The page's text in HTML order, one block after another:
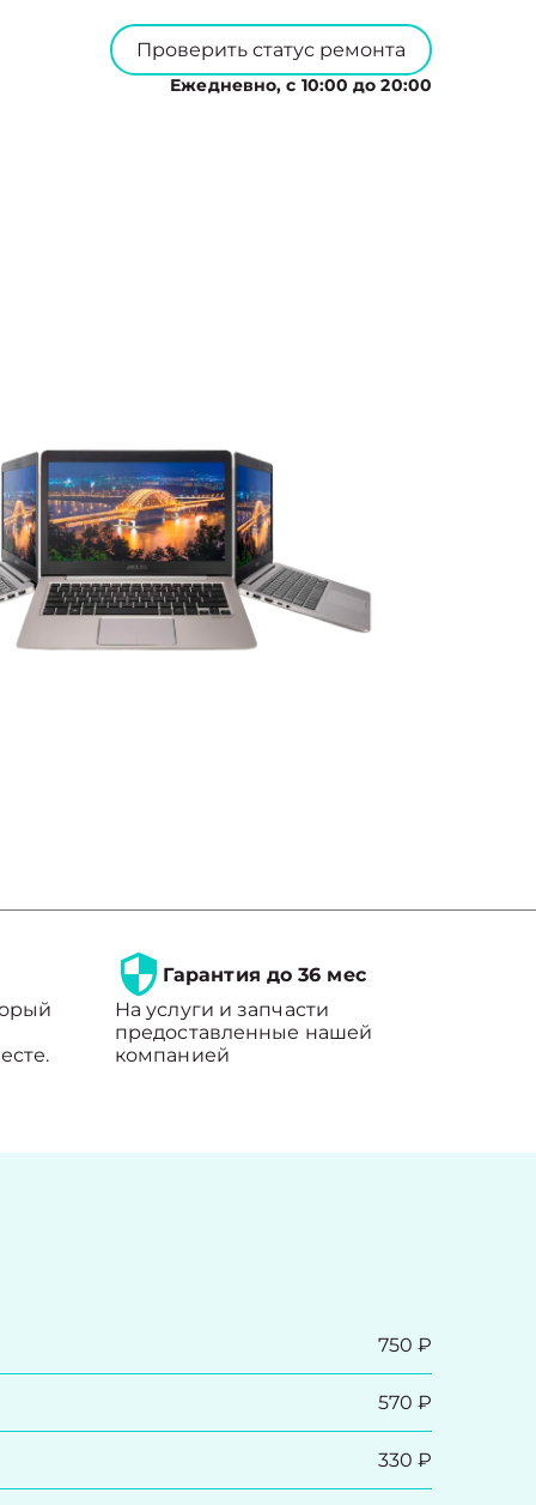
Проверить статус ремонта
Ежедневно, с 10:00 до 20:00
Гарантия до 36 мес
На услуги и запчасти
предоставленные нашей
компанией
750 ₽
570 ₽
330 ₽